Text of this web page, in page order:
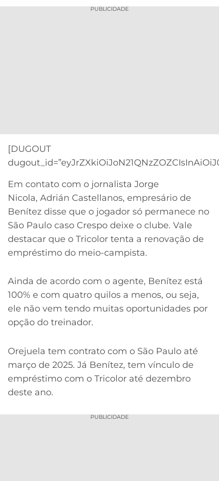
PUBLICIDADE
[DUGOUT
Em contato com o jornalista Jorge
Nicola, Adrián Castellanos, empresário de
Benítez disse que o jogador só permanece no
São Paulo caso Crespo deixe o clube. Vale
destacar que o Tricolor tenta a renovação de
empréstimo do meio-campista.
Ainda de acordo com o agente, Benítez está
100% e com quatro quilos a menos, ou seja,
ele não vem tendo muitas oportunidades por
opção do treinador.
Orejuela tem contrato com o São Paulo até
março de 2025. Já Benítez, tem vínculo de
empréstimo com o Tricolor até dezembro
deste ano.
PUBLICIDADE